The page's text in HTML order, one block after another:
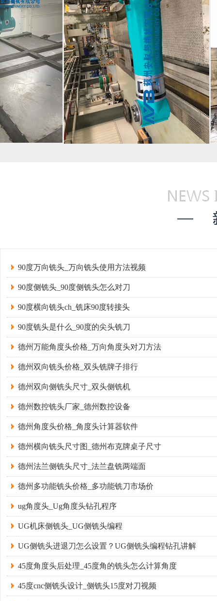
90度万向铣头_万向铣头使用方法视频
90度侧铣头_90度侧铣头怎么对刀
90度横向铣头ch_铣床90度转接头
90度铣头是什么_90度的尖头铣刀
德州万能角度头价格_万向角度头对刀方法
德州双向铣头价格_双头铣牌子排行
德州双向侧铣头尺寸_双头侧铣机
德州数控铣头厂家_德州数控设备
德州角度头价格_角度头计算器软件
德州横向铣头尺寸图_德州布克牌桌子尺寸
德州法兰侧铣头尺寸_法兰盘铣两端面
德州多功能铣头价格_多功能铣刀市场价
ug角度头_Ug角度头钻孔程序
UG机床侧铣头_UG侧铣头编程
UG侧铣头进退刀怎么设置？UG侧铣头编程钻孔讲解
45度角度头后处理_45度角的铣头怎么计算角度
45度cnc侧铣头设计_侧铣头15度对刀视频